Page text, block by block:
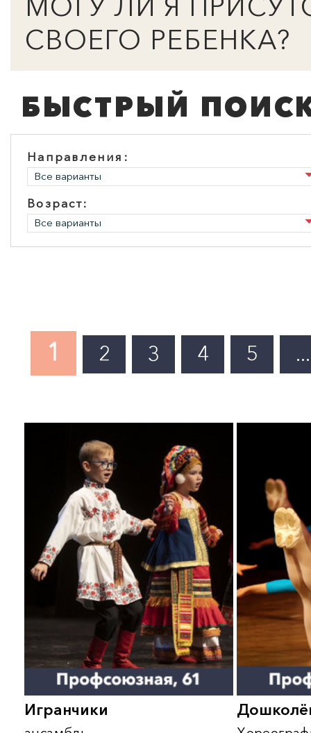
ПОИСК ПО МЕРОПРИЯТИЯМ
СВОЕГО РЕБЕНКА?
БЫСТРЫЙ
Направления:
Все варианты
Возраст:
Все варианты
Вундеркинд с пелёнок
Рондо
Вокальный ансамбль
Креатив
Студия английского
5-12 лет